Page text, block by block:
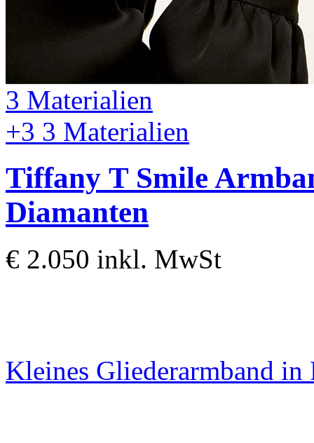
3 Materialien
+3 3 Materialien
Tiffany T Smile
Diamanten
€ 2.050 inkl. MwSt
Kleines Gliederarmband in